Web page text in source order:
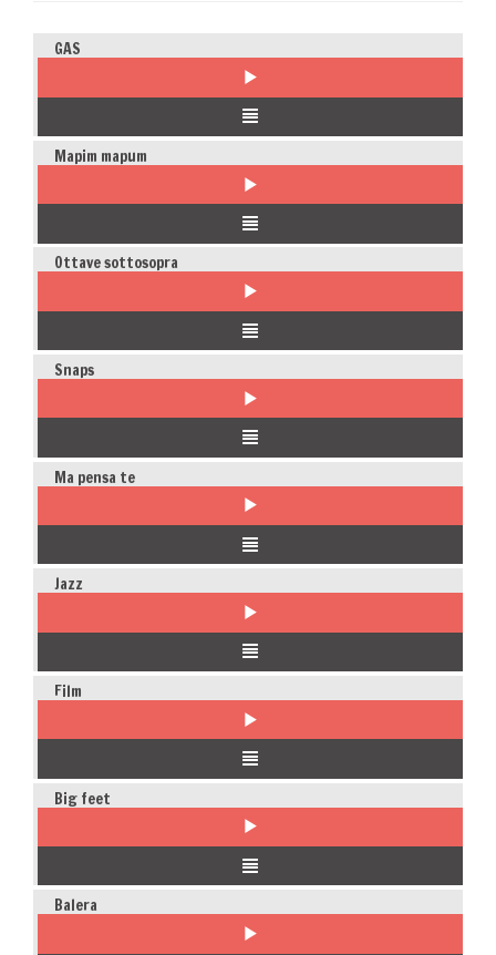
GAS
Mapim mapum
Ottave sottosopra
Snaps
Ma pensa te
Jazz
Film
Big feet
Balera